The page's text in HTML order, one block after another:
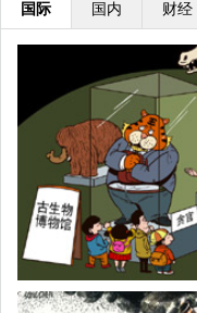
国际 国内 财经